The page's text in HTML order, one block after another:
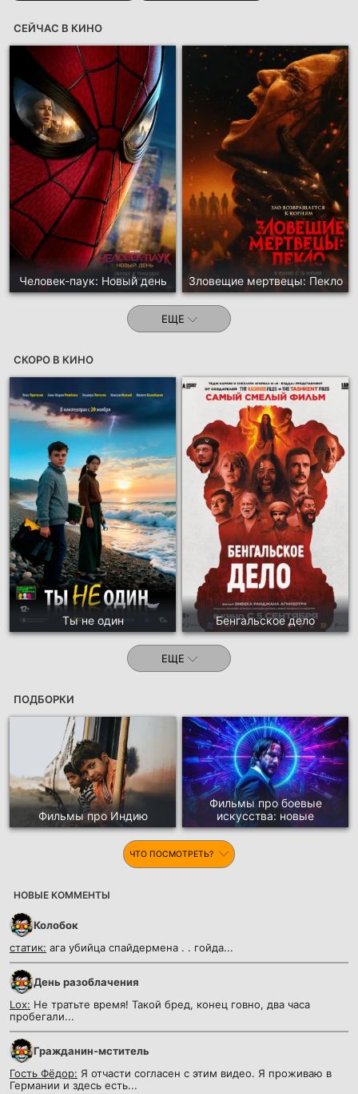
СЕЙЧАС В КИНО
Человек-паук: Новый день Зловещие мертвецы: Пекло
ЕЩЕ
СКОРО В КИНО
Ты не один Бенгальское дело
ЕЩЕ
ПОДБОРКИ
Фильмы про Индию
Фильмы про боевые
искусства: новые
ЧТО ПОСМОТРЕТЬ?
НОВЫЕ КОММЕНТЫ
Колобок
статик: ага убийца спайдермена . . гойда...
День разоблачения
Lox: Не тратьте время! Такой бред, конец говно, два часа
пробегали...
Гражданин-мститель
Гость Фёдор: Я отчасти согласен с этим видео. Я проживаю в
Германии и здесь есть...